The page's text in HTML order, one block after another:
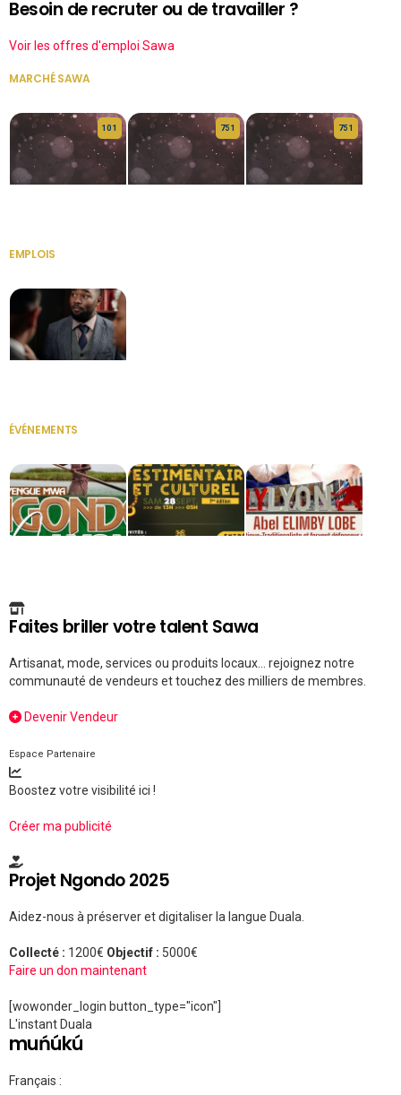
Besoin de recruter ou de travailler ?
Voir les offres d'emploi Sawa
MARCHÉ SAWA
10 1 75 1 75 1
EMPLOIS
ÉVÉNEMENTS
Faites briller votre talent Sawa
Artisanat, mode, services ou produits locaux... rejoignez notre
communauté de vendeurs et touchez des milliers de membres.
Devenir Vendeur
Espace Partenaire
Boostez votre visibilité ici !
Créer ma publicité
Projet Ngondo 2025
Aidez-nous à préserver et digitaliser la langue Duala.
Collecté : 1200€ Objectif : 5000€
Faire un don maintenant
[wowonder_login button_type="icon"]
L'instant Duala
muńúkú
Français :